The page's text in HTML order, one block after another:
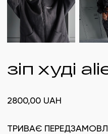
зіп худі
2800,00 UAH
ТРИВАЄ